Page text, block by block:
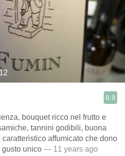
8.9
tannini godibili, buona
affumicato che dono
unico — 11 years ago